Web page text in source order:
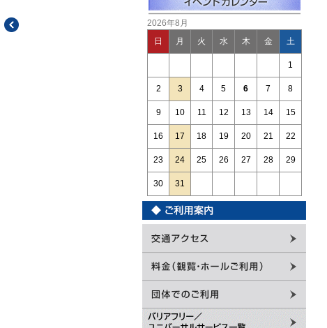
2026年8月
日 月 火 水 木 金 土
1
2 3 4 5 6 7 8
9 10 11 12 13 14 15
16 17 18 19 20 21 22
23 24 25 26 27 28 29
30 31